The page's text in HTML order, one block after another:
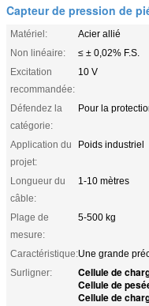
Capteur de pression de
Matériel:
Acier allié
Non linéaire:
≤ ± 0,02% F.S.
Excitation
recommandée:
10 V
Défendez la
catégorie:
Pour la
Application du
projet:
Poids industriel
Longueur du
câble:
1-10 mètres
Plage de
mesure:
5-500 kg
Caractéristique:Une grande
Surligner:
Cellule de
Cellule de
Cellule de